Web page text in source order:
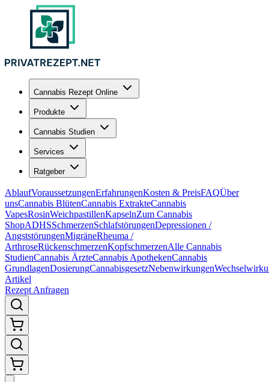
Cannabis Rezept Online
Produkte
Cannabis Studien
Services
Ratgeber
AblaufVoraussetzungenErfahrungenKosten & PreisFAQÜber
unsCannabis BlütenCannabis ExtrakteCannabis
VapesRosinWeichpastillenKapselnZum Cannabis
ShopADHSSchmerzenSchlafstörungenDepressionen /
AngststörungenMigräneRheuma /
ArthroseRückenschmerzenKopfschmerzenAlle Cannabis
StudienCannabis ÄrzteCannabis ApothekenCannabis
GrundlagenDosierungCannabisgesetzNebenwirkungen
Artikel
Rezept Anfragen